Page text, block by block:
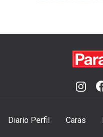
Diario Perfil Caras